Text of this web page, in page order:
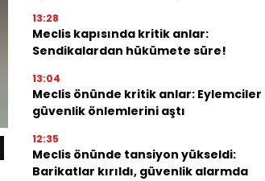
13:28
Meclis kapısında kritik anlar:
Sendikalardan hükümete süre!
13:04
Meclis önünde kritik anlar: Eylemciler
güvenlik önlemlerini aştı
12:35
Meclis önünde tansiyon yükseldi:
Barikatlar kırıldı, güvenlik alarmda